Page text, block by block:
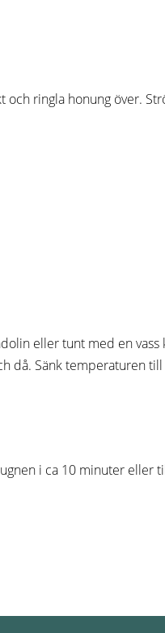
ringla honung över.
eller tunt med en
Sänk temperaturen
i ca 10 minuter eller